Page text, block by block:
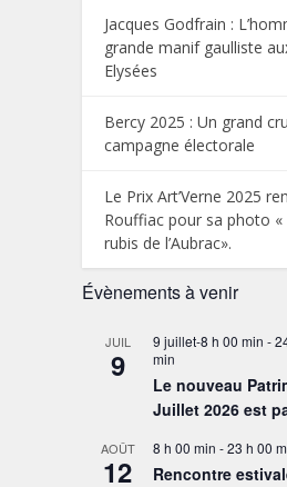
Jacques Godfrain :
grande manif gaulliste
Elysées
Bercy 2025 : Un grand
campagne électorale
Le Prix Art’Verne 2025
Rouffiac pour sa photo «
rubis de l’Aubrac».
Évènements à venir
JUIL
9
9 juillet-8 h 00 min -
min
Le nouveau
Juillet 2026 est
AOÛT
12
8 h 00 min -23 h 00
Rencontre